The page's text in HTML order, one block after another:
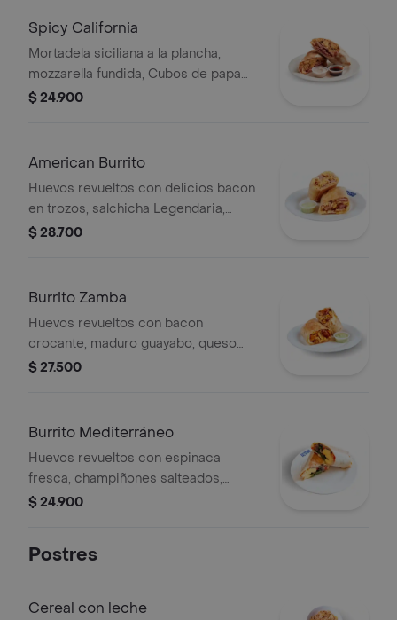
Spicy California
Mortadela siciliana a la plancha,
mozzarella fundida, Cubos de papa
crocante y salsa sweet chili,
cremoso y ligeramente picante.
$ 24.900
American Burrito
Huevos revueltos con delicios bacon
en trozos, salchicha Legendaria,
jamón ahumado y queso mozarella
especial.
$ 28.700
Burrito Zamba
Huevos revueltos con bacon
crocante, maduro guayabo, queso
mozzarella y trozos de jamón,
especial.
$ 27.500
Burrito Mediterráneo
Huevos revueltos con espinaca
fresca, champiñones salteados,
cebolla grille, queso mozarella y
aderezo especial. Tu opción
$ 24.900
Postres
Cereal con leche